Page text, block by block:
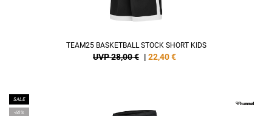
TEAM25 BASKETBALL STOCK SHORT KIDS
UVP 28,00 € | 22,40€
SALE
-60%